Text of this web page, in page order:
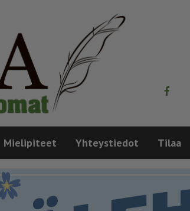
Mielipiteet Yhteystiedot Tilaa